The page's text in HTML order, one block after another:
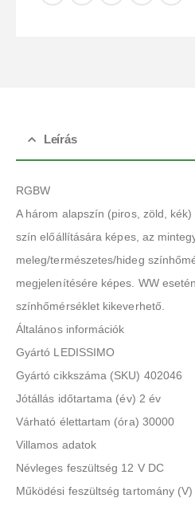
Leírás
RGBW
A három alapszín (piros, zöld,
szín előállítására képes, az
meleg/természetes/hideg
megjelenítésére képes. WW
színhőmérséklet kikeverhető.
Általános információk
Gyártó LEDISSIMO
Gyártó cikkszáma (SKU) 402046
Jótállás időtartama (év) 2 év
Várható élettartam (óra) 30000
Villamos adatok
Névleges feszültség 12 V DC
Működési feszültség tartomány